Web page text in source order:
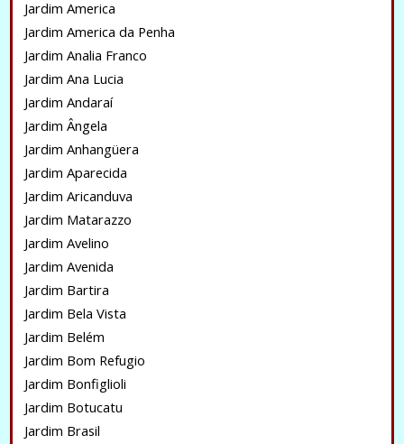
Jardim America
Jardim America da Penha
Jardim Analia Franco
Jardim Ana Lucia
Jardim Andaraí
Jardim Ângela
Jardim Anhangüera
Jardim Aparecida
Jardim Aricanduva
Jardim Matarazzo
Jardim Avelino
Jardim Avenida
Jardim Bartira
Jardim Bela Vista
Jardim Belém
Jardim Bom Refugio
Jardim Bonfiglioli
Jardim Botucatu
Jardim Brasil